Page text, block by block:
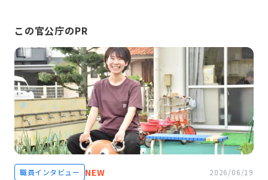
この官公庁のPR
職員インタビュー NEW 2026/06/19